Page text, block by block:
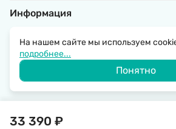
33 390 ₽
Информация
© 2026 SantechRussia.
Политика обработки персональных
На нашем сайте мы используем
подробнее...
Понятно